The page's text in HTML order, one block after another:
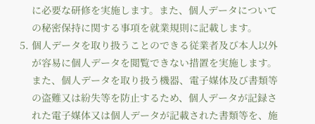
に必要な研修を実施します。また、個人データについて
の秘密保持に関する事項を就業規則に記載します。
個人データを取り扱うことのできる従業者及び本人以外
が容易に個人データを閲覧できない措置を実施します。
また、個人データを取り扱う機器、電子媒体及び書類等
の盗難又は紛失等を防止するため、個人データが記録さ
れた電子媒体又は個人データが記載された書類等を、施